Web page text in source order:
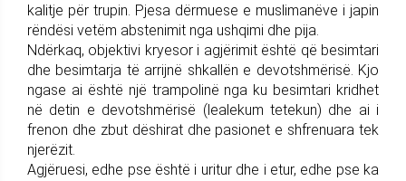
kalitje për trupin. Pjesa dërmuese e muslimanëve i japin
rëndësi vetëm abstenimit nga ushqimi dhe pija.
Ndërkaq, objektivi kryesor i agjërimit është që besimtari
dhe besimtarja të arrijnë shkallën e devotshmërisë. Kjo
ngase ai është një trampolinë nga ku besimtari kridhet
në detin e devotshmërisë (lealekum tetekun) dhe ai i
frenon dhe zbut dëshirat dhe pasionet e shfrenuara tek
njerëzit.
Agjëruesi, edhe pse është i uritur dhe i etur, edhe pse ka